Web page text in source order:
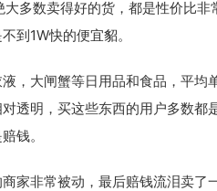
多数卖得好的货，都是性价比非
到1W快的便宜貂。
，大闸蟹等日用品和食品，平均
透明，买这些东西的用户多数都
钱。
家非常被动，最后赔钱流泪卖了